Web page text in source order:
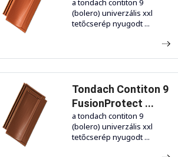
a tondach contiton 9
(bolero) univerzális xxl
tetőcserép nyugodt ...
Tondach Contiton 9
FusionProtect ...
a tondach contiton 9
(bolero) univerzális xxl
tetőcserép nyugodt ...